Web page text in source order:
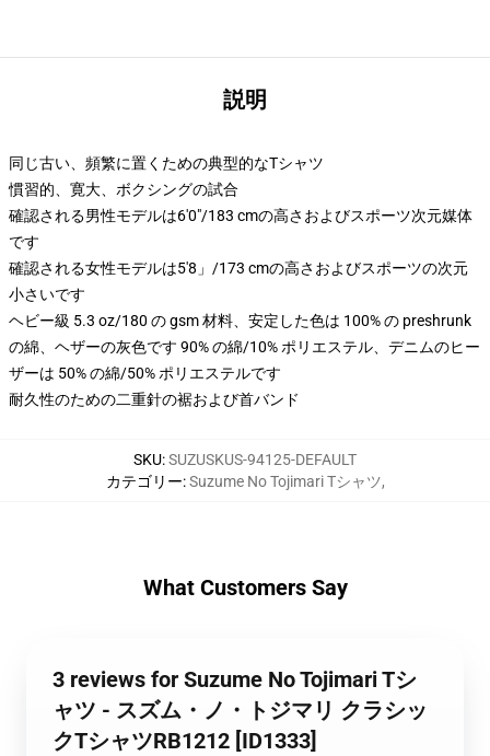
説明
同じ古い、頻繁に置くための典型的なTシャツ
慣習的、寛大、ボクシングの試合
確認される男性モデルは6'0"/183 cmの高さおよびスポーツ次元媒体
です
確認される女性モデルは5'8」/173 cmの高さおよびスポーツの次元
小さいです
ヘビー級 5.3 oz/180 の gsm 材料、安定した色は 100% の preshrunk
の綿、ヘザーの灰色です 90% の綿/10% ポリエステル、デニムのヒー
ザーは 50% の綿/50% ポリエステルです
耐久性のための二重針の裾および首バンド
SKU:SUZUSKUS-94125-DEFAULT
カテゴリー:Suzume No Tojimari Tシャツ,
What Customers Say
3 reviews for Suzume No Tojimari Tシ
ャツ - スズム・ノ・トジマリ クラシッ
クTシャツRB1212 [ID1333]